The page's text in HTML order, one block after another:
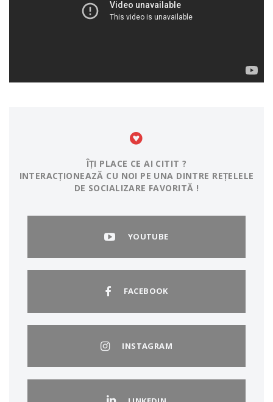
ÎȚI PLACE CE AI CITIT ?
INTERACȚIONEAZĂ CU NOI PE UNA DINTRE REȚELELE
DE SOCIALIZARE FAVORITĂ !
YOUTUBE
FACEBOOK
INSTAGRAM